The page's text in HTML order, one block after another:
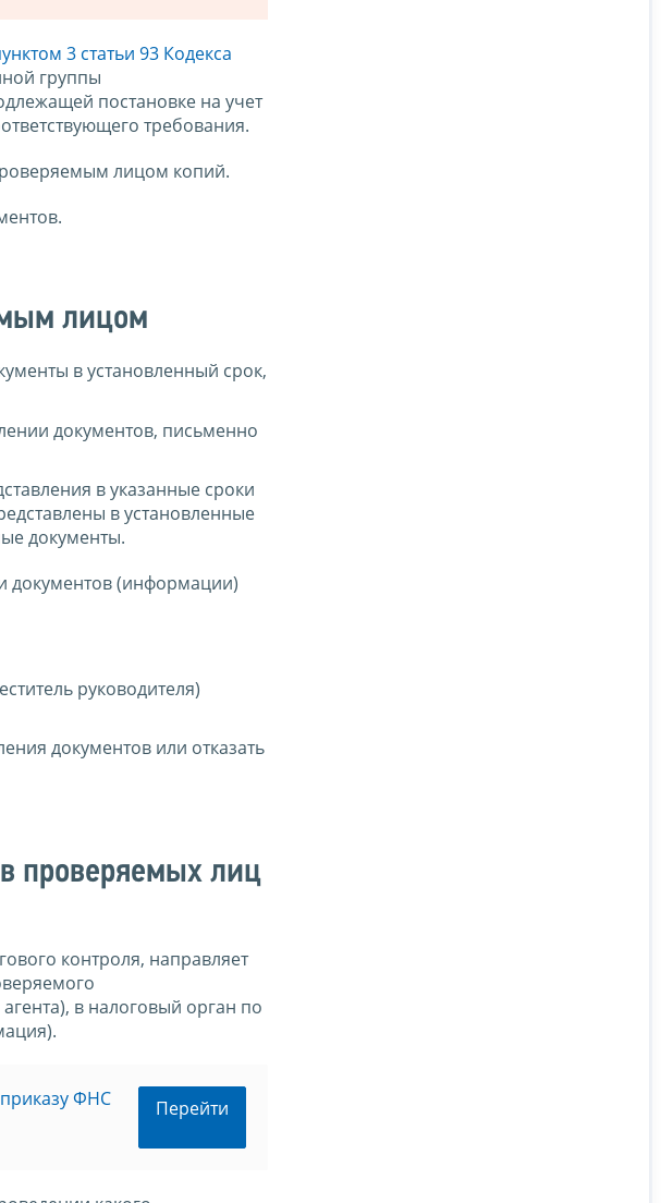
3 статьи 93 Кодекса
группы
постановке на учет
требования.
лицом копий.
лицом
в установленный срок,
документов, письменно
в указанные сроки
в установленные
документы.
документов (информации)
руководителя)
документов или отказать
проверяемых лиц
контроля, направляет
в налоговый орган по
приказу ФНС
Перейти